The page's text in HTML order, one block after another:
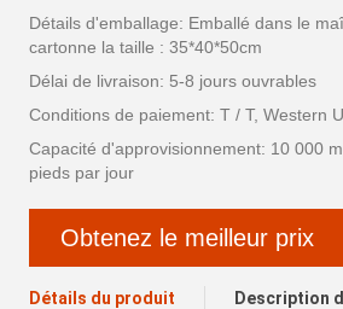
Détails d'emballage: Emballé dans le
cartonne la taille : 35*40*50cm
Délai de livraison: 5-8 jours ouvrables
Conditions de paiement: T / T, Western
Capacité d'approvisionnement: 10 000
pieds par jour
Obtenez le meilleur prix
Détails du produit Description